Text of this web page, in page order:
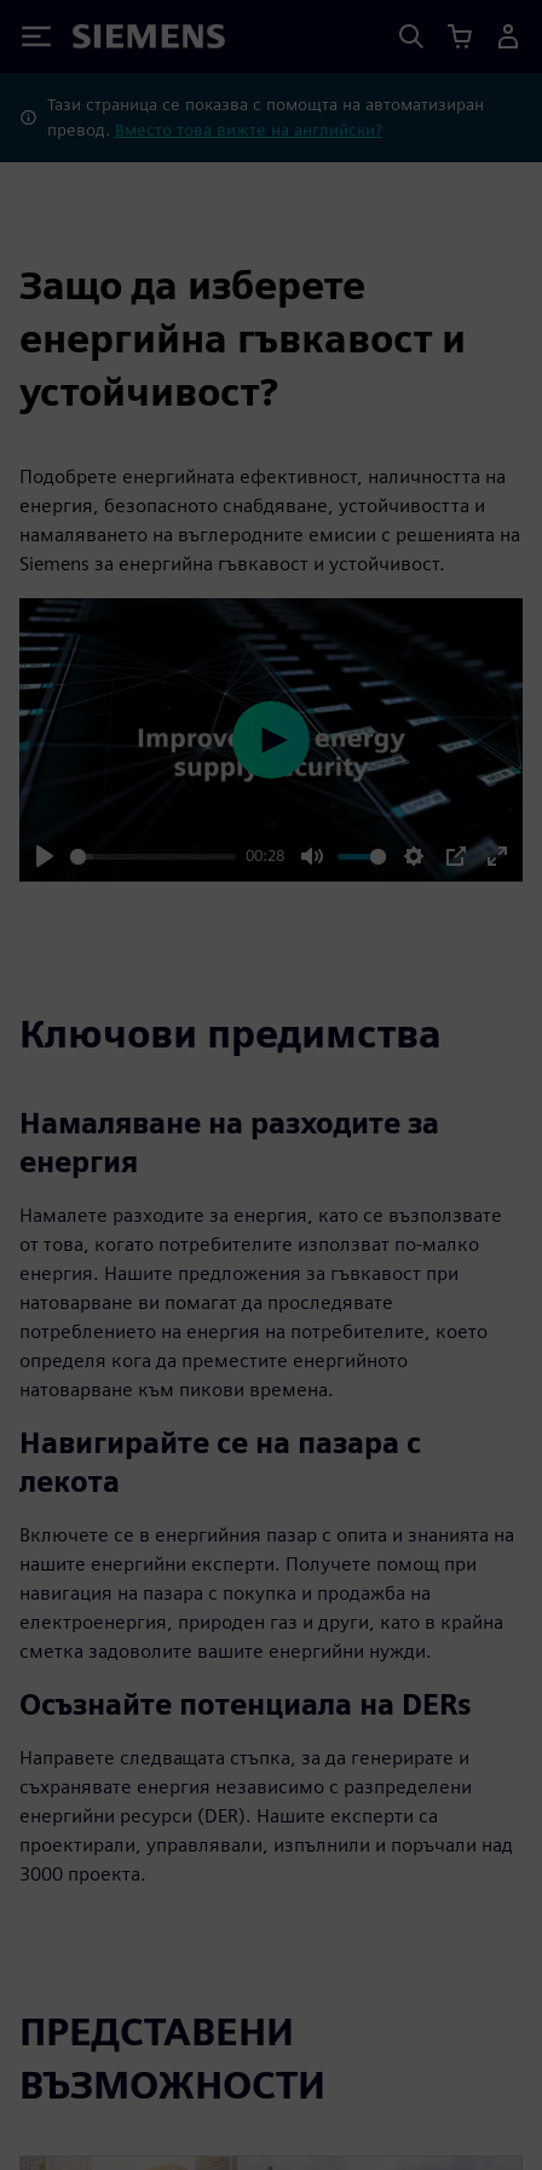
Siemens
Тази страница се показва с помощта на автоматизиран
превод. Вместо това вижте на английски?
Защо да изберете
енергийна гъвкавост и
устойчивост?
Подобрете енергийната ефективност, наличността на
енергия, безопасното снабдяване, устойчивостта и
намаляването на въглеродните емисии с решенията на
Siemens за енергийна гъвкавост и устойчивост.
Play
00:28
Mute Settings
PIP
Enter
Play
Ключови предимства
Намаляване на разходите за
енергия
Намалете разходите за енергия, като се възползвате
от това, когато потребителите използват по-малко
енергия. Нашите предложения за гъвкавост при
натоварване ви помагат да проследявате
потреблението на енергия на потребителите, което
определя кога да преместите енергийното
натоварване към пикови времена.
Навигирайте се на пазара с
лекота
Включете се в енергийния пазар с опита и знанията на
нашите енергийни експерти. Получете помощ при
навигация на пазара с покупка и продажба на
електроенергия, природен газ и други, като в крайна
сметка задоволите вашите енергийни нужди.
Осъзнайте потенциала на DERs
Направете следващата стъпка, за да генерирате и
съхранявате енергия независимо с разпределени
енергийни ресурси (DER). Нашите експерти са
проектирали, управлявали, изпълнили и поръчали над
3000 проекта.
ПРЕДСТАВЕНИ
ВЪЗМОЖНОСТИ